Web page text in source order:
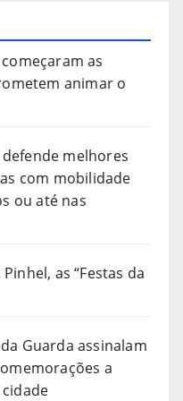
as
animar o
defende melhores
com mobilidade
ou até nas
as “Festas da
Guarda assinalam
a